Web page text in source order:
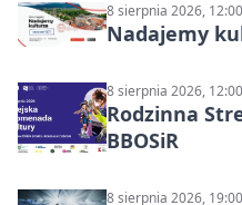
8 sierpnia 2026, 12:00
Nadajemy
8 sierpnia 2026, 12:00
Rodzinna
BBOSiR
8 sierpnia 2026, 19:00